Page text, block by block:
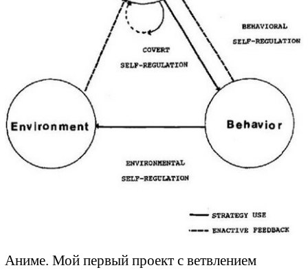
Аниме. Мой первый проект с ветвлением